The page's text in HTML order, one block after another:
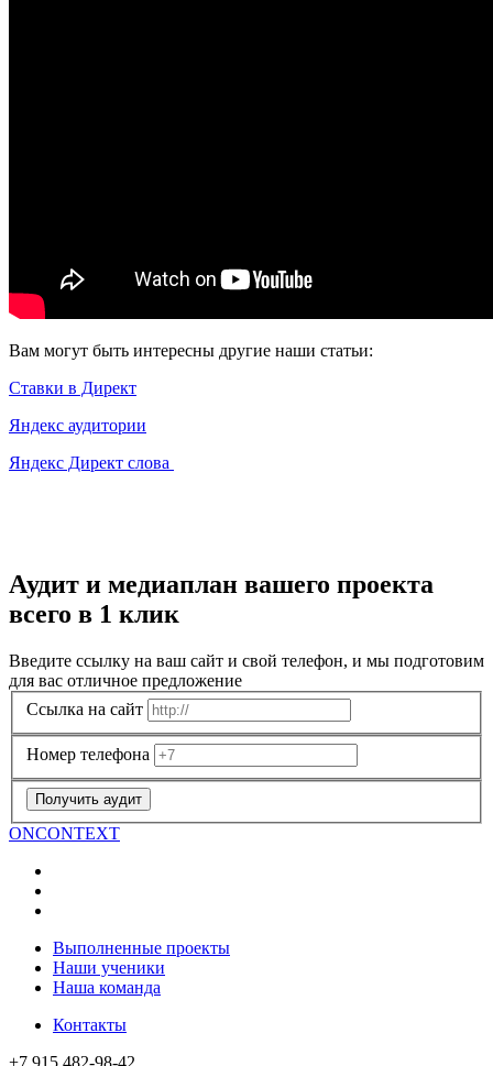
Вам могут быть интересны другие наши статьи:
Ставки в Директ
Яндекс аудитории
Яндекс Директ слова
Аудит и медиаплан вашего проекта
всего в 1 клик
Введите ссылку на ваш сайт и свой телефон, и мы подготовим
для вас отличное предложение
Ссылка на сайт
Номер телефона
Получить аудит
ONCONTEXT
Выполненные проекты
Наши ученики
Наша команда
Контакты